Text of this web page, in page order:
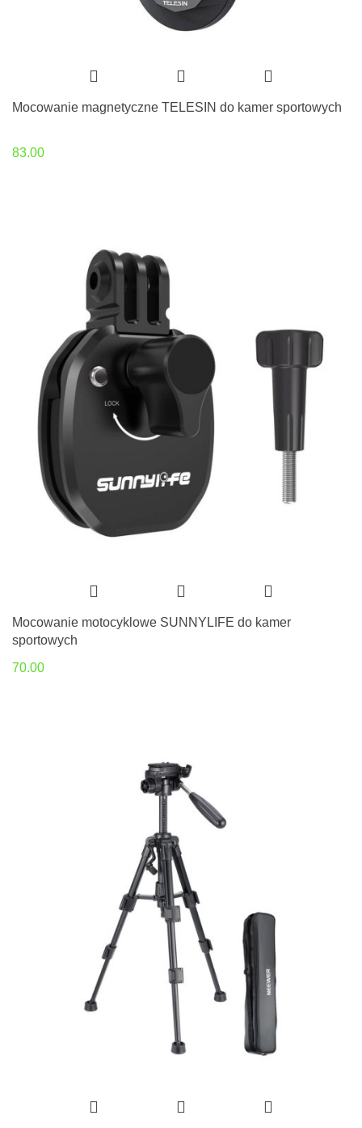
Mocowanie magnetyczne TELESIN do kamer sportowych
83.00
Mocowanie motocyklowe SUNNYLIFE do kamer
sportowych
70.00